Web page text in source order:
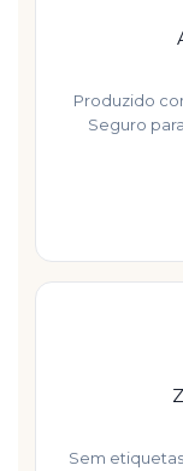
Produzido
Seguro
Sem